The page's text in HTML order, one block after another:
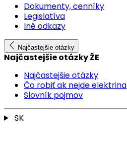
Dokumenty, cenníky
Legislatíva
Iné odkazy
Najčastejšie otázky
Najčastejšie otázky ŽE
Najčastejšie otázky
Čo robiť ak nejde elektrina
Slovník pojmov
SK